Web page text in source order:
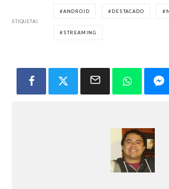
ETIQUETAS
ANDROID DESTACADO
STREAMING